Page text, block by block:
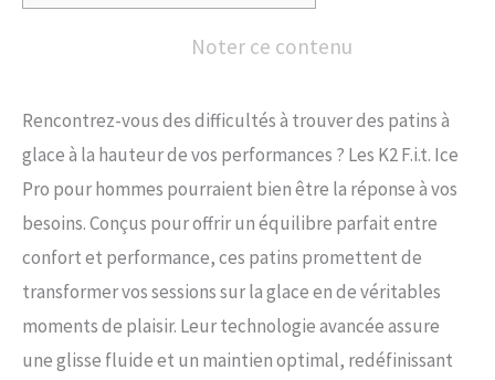
Noter ce contenu
Rencontrez-vous des difficultés à trouver des patins à
glace à la hauteur de vos performances ? Les K2 F.i.t. Ice
Pro pour hommes pourraient bien être la réponse à vos
besoins. Conçus pour offrir un équilibre parfait entre
confort et performance, ces patins promettent de
transformer vos sessions sur la glace en de véritables
moments de plaisir. Leur technologie avancée assure
une glisse fluide et un maintien optimal, redéfinissant